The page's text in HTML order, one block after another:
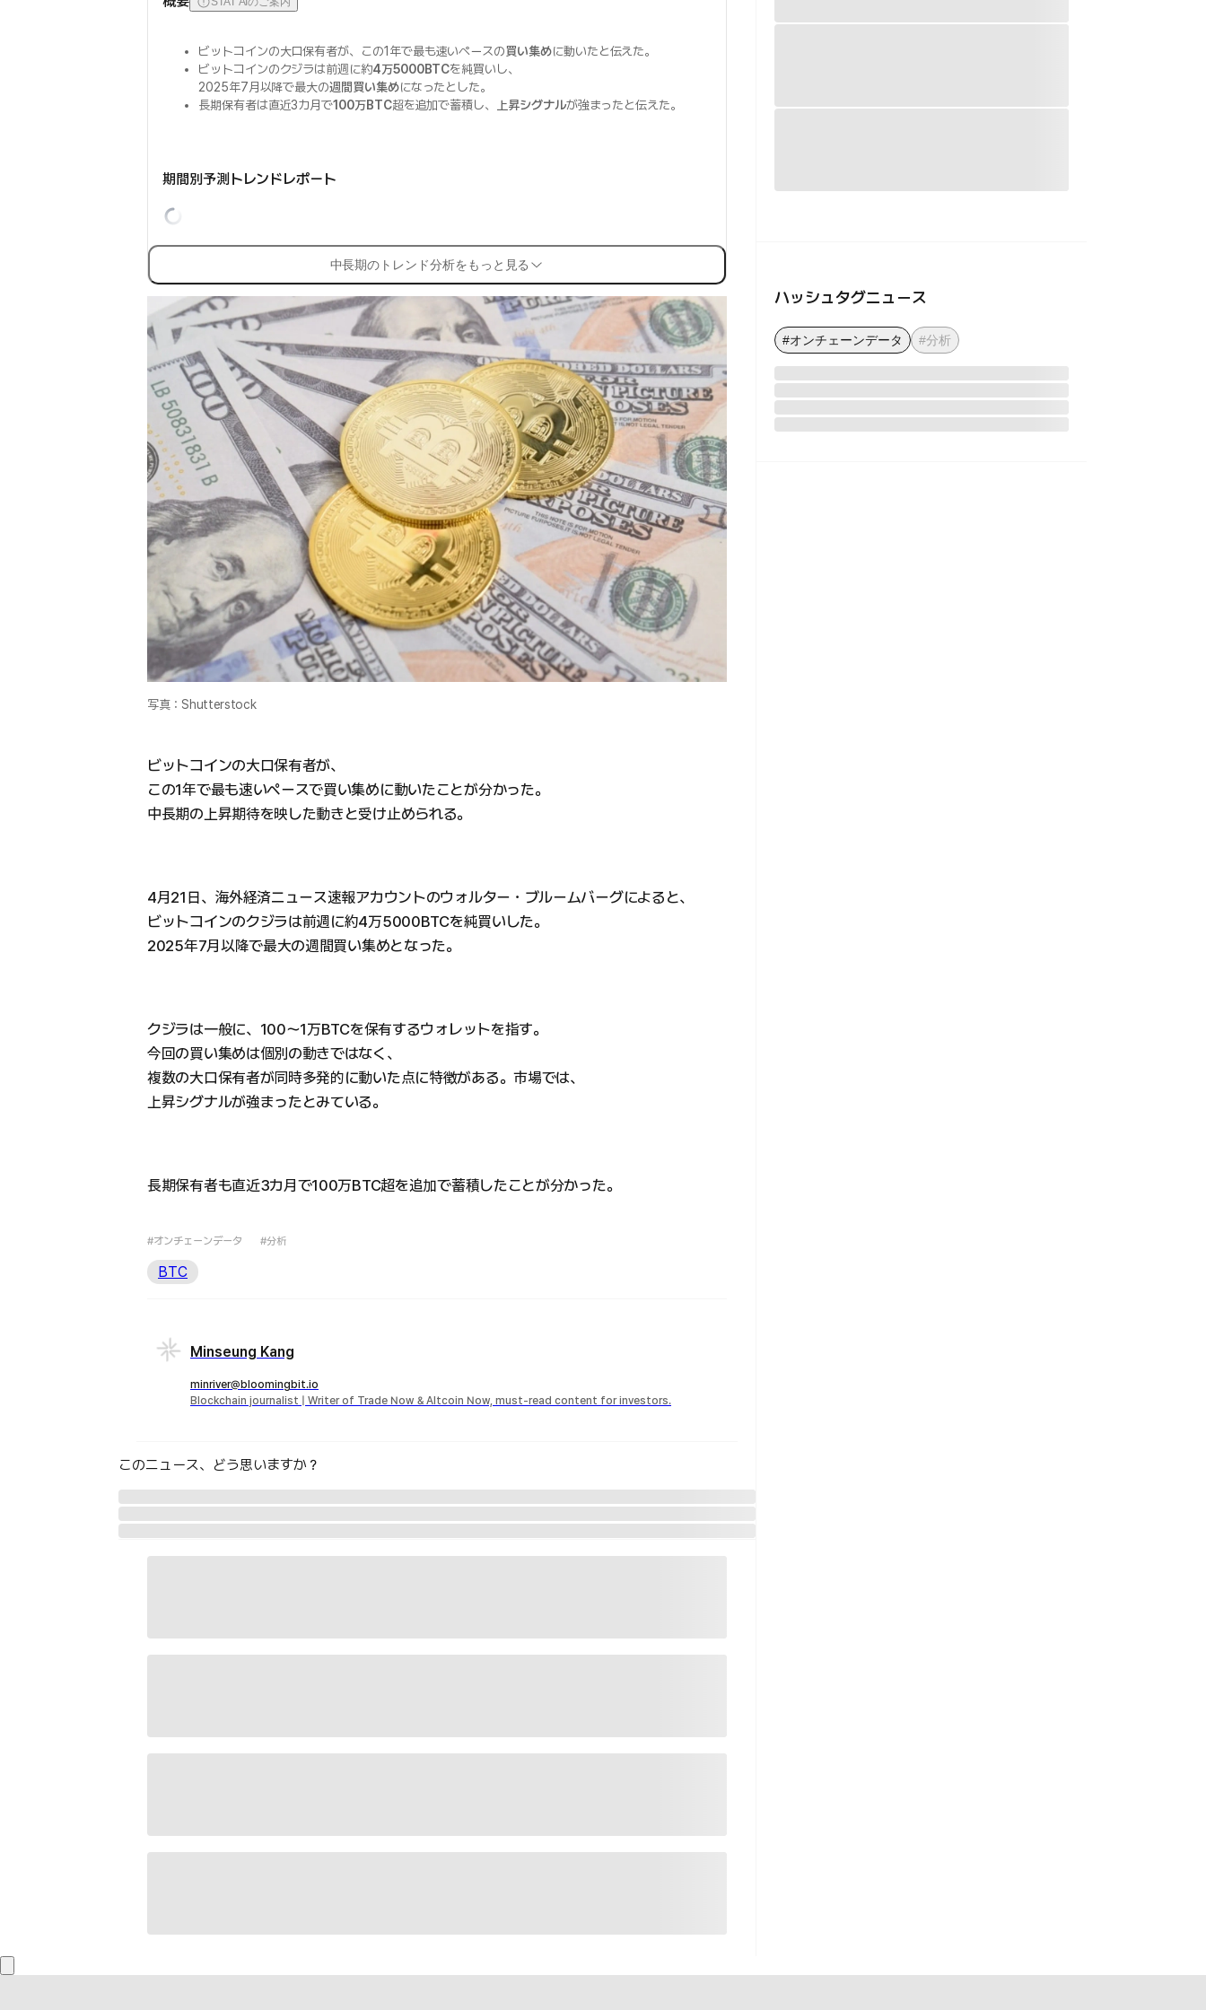
ビットコインの大口保有者が、この1年で最も速いペースの買い集めに動いたと伝えた。
ビットコインのクジラは前週に約4万5000BTCを純買いし、
2025年7月以降で最大の週間買い集めになったとした。
長期保有者は直近3カ月で100万BTC超を追加で蓄積し、 上昇シグナルが強まったと伝えた。
期間別予測トレンドレポート
中長期のトレンド分析をもっと見る
写真：Shutterstock
ビットコインの大口保有者が、
この1年で最も速いペースで買い集めに動いたことが分かった。
中長期の上昇期待を映した動きと受け止められる。
4月21日、海外経済ニュース速報アカウントのウォルター・ブルームバーグによると、
ビットコインのクジラは前週に約4万5000BTCを純買いした。
2025年7月以降で最大の週間買い集めとなった。
クジラは一般に、100〜1万BTCを保有するウォレットを指す。
今回の買い集めは個別の動きではなく、
複数の大口保有者が同時多発的に動いた点に特徴がある。市場では、
上昇シグナルが強まったとみている。
長期保有者も直近3カ月で100万BTC超を追加で蓄積したことが分かった。
#オンチェーンデータ #分析
BTC
Minseung Kang
minriver@bloomingbit.io
Blockchain journalist | Writer of Trade Now & Altcoin Now, must-read content for investors.
このニュース、どう思いますか？
ハッシュタグニュース
#オンチェーンデータ #分析